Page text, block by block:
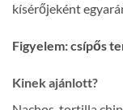
kísérőjeként
Figyelem: csípős
Kinek ajánlott?